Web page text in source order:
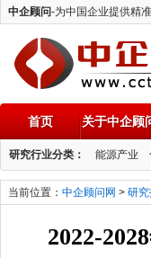
中企顾问-为中国企业提供精
中企顾问
首页 关于中企顾
研究行业分类： 能源产业
当前位置： 中企顾问网 > 研
2022-